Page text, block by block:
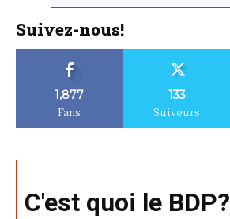
Suivez-nous!
1,877
Fans
133
Suiveurs
C'est quoi le BDP?